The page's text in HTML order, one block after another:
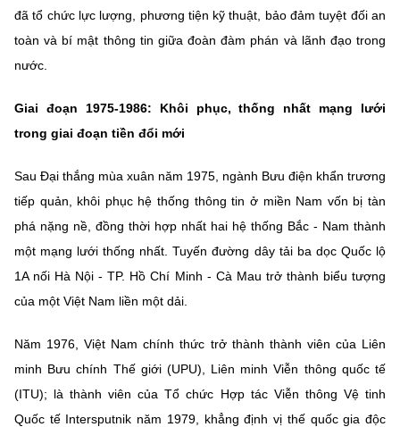
đã tổ chức lực lượng, phương tiện kỹ thuật, bảo đảm tuyệt đối an
toàn và bí mật thông tin giữa đoàn đàm phán và lãnh đạo trong
nước.
Giai đoạn 1975-1986: Khôi phục, thống nhất mạng lưới
trong giai đoạn tiền đổi mới
Sau Đại thắng mùa xuân năm 1975, ngành Bưu điện khẩn trương
tiếp quản, khôi phục hệ thống thông tin ở miền Nam vốn bị tàn
phá nặng nề, đồng thời hợp nhất hai hệ thống Bắc - Nam thành
một mạng lưới thống nhất. Tuyến đường dây tải ba dọc Quốc lộ
1A nối Hà Nội - TP. Hồ Chí Minh - Cà Mau trở thành biểu tượng
của một Việt Nam liền một dải.
Năm 1976, Việt Nam chính thức trở thành thành viên của Liên
minh Bưu chính Thế giới (UPU), Liên minh Viễn thông quốc tế
(ITU); là thành viên của Tổ chức Hợp tác Viễn thông Vệ tinh
Quốc tế Intersputnik năm 1979, khẳng định vị thế quốc gia độc